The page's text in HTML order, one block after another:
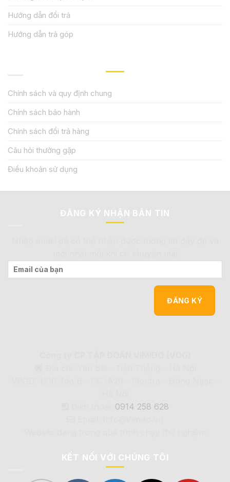
Hướng dẫn đổi trả
Hướng dẫn trả góp
Chính sách và quy định chung
Chính sách bảo hành
Chính sách đổi trả hàng
Câu hỏi thường gặp
Điều khoản sử dụng
ĐĂNG KÝ NHẬN BẢN TIN
0914 258 628
KẾT NỐI VỚI CHÚNG TÔI